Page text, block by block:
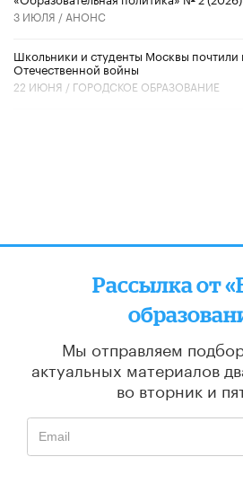
3 ИЮЛЯ / АНОНС
Школьники и студенты Москвы почтили
Отечественной войны
22 ИЮНЯ / ГОРОДСКОЕ ОБРАЗОВАНИЕ
Рассылка от
Мы отправляем
актуальных материалов
во вторник и